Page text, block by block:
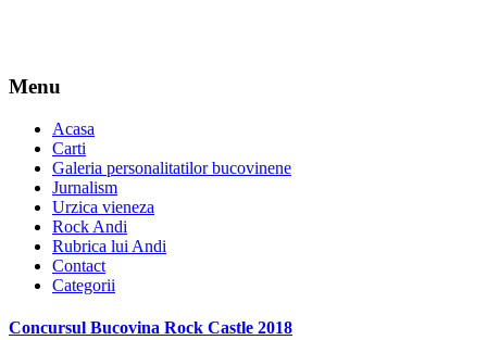
Menu
Acasa
Carti
Galeria personalitatilor bucovinene
Jurnalism
Urzica vieneza
Rock Andi
Rubrica lui Andi
Contact
Categorii
Concursul Bucovina Rock Castle 2018